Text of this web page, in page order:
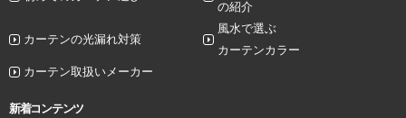
の紹介
カーテンの光漏れ対策
風水で選ぶ
カーテンカラー
カーテン取扱いメーカー
新着コンテンツ